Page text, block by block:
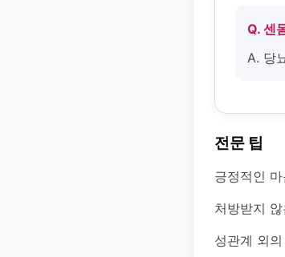
Q. 센
A. 당
전문 팁
긍정적인
처방받지
성관계 외